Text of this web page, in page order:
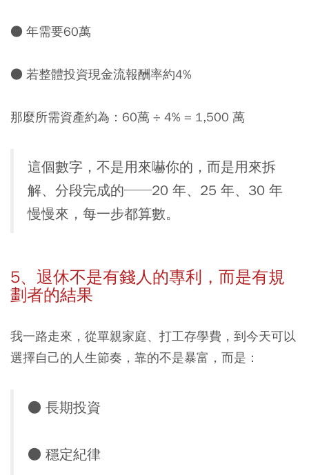
● 年需要60萬
● 若整體投資現金流報酬率約4%
那麼所需資產約為：60萬 ÷ 4% = 1,500 萬
這個數字，不是用來嚇你的，而是用來拆
解、分段完成的──20 年、25 年、30 年
慢慢來，每一步都算數。
5、退休不是有錢人的專利，而是有規
劃者的結果
我一路走來，從單親家庭、打工存學費，到今天可以
選擇自己的人生節奏，靠的不是暴富，而是：
● 長期投資
● 穩定紀律